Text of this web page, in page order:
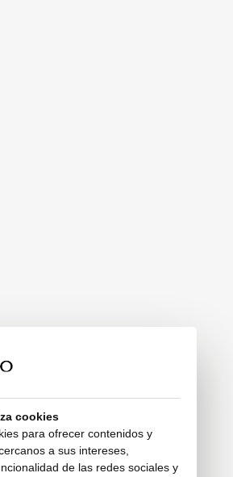
cookies
para ofrecer contenidos y
a sus intereses,
de las redes sociales y